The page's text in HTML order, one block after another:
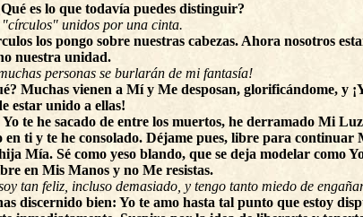
es lo que todavía puedes distinguir?
"círculos" unidos por una cinta.
los pongo sobre nuestras cabezas. Ahora nosotros
nuestra unidad.
personas se burlarán de mi fantasía!
Muchas vienen a Mí y Me desposan, glorificándome, y
estar unido a ellas!
Yo te he sacado de entre los muertos, he derramado Mi
en ti y te he consolado. Déjame pues, libre para continuar
Mía. Sé como yeso blando, que se deja modelar como
en Mis Manos y no Me resistas.
tan feliz, incluso demasiado, y tengo tanto miedo de
discernido bien: Yo te amo hasta tal punto que estoy